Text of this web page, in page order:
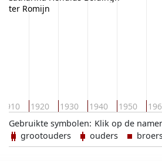
1910 1920 1930 1940 1950
Romijn
Klik op de
Gebruikte symbolen:
grootouders
ouders